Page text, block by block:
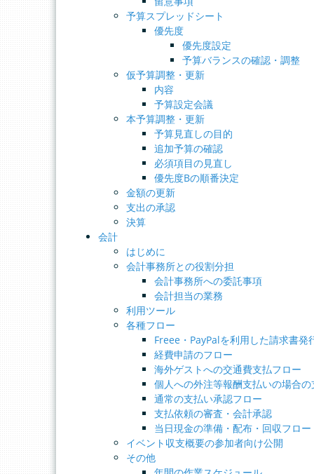
予算スプレッドシート
優先度
優先度設定
予算バランスの確認・調整
仮予算調整・更新
内容
予算設定会議
本予算調整・更新
予算見直しの目的
追加予算の確認
必須項目の見直し
優先度Bの順番決定
金額の更新
支出の承認
決算
会計
はじめに
会計事務所との役割分担
会計事務所への委託事項
会計担当の業務
利用ツール
各種フロー
Freee・PayPalを利用した請求書発
経費申請のフロー
海外ゲストへの交通費支払フロー
個人への外注等報酬支払いの場合
通常の支払い承認フロー
支払依頼の審査・会計承認
当日現金の準備・配布・回収フロー
イベント収支概要の参加者向け公開
その他